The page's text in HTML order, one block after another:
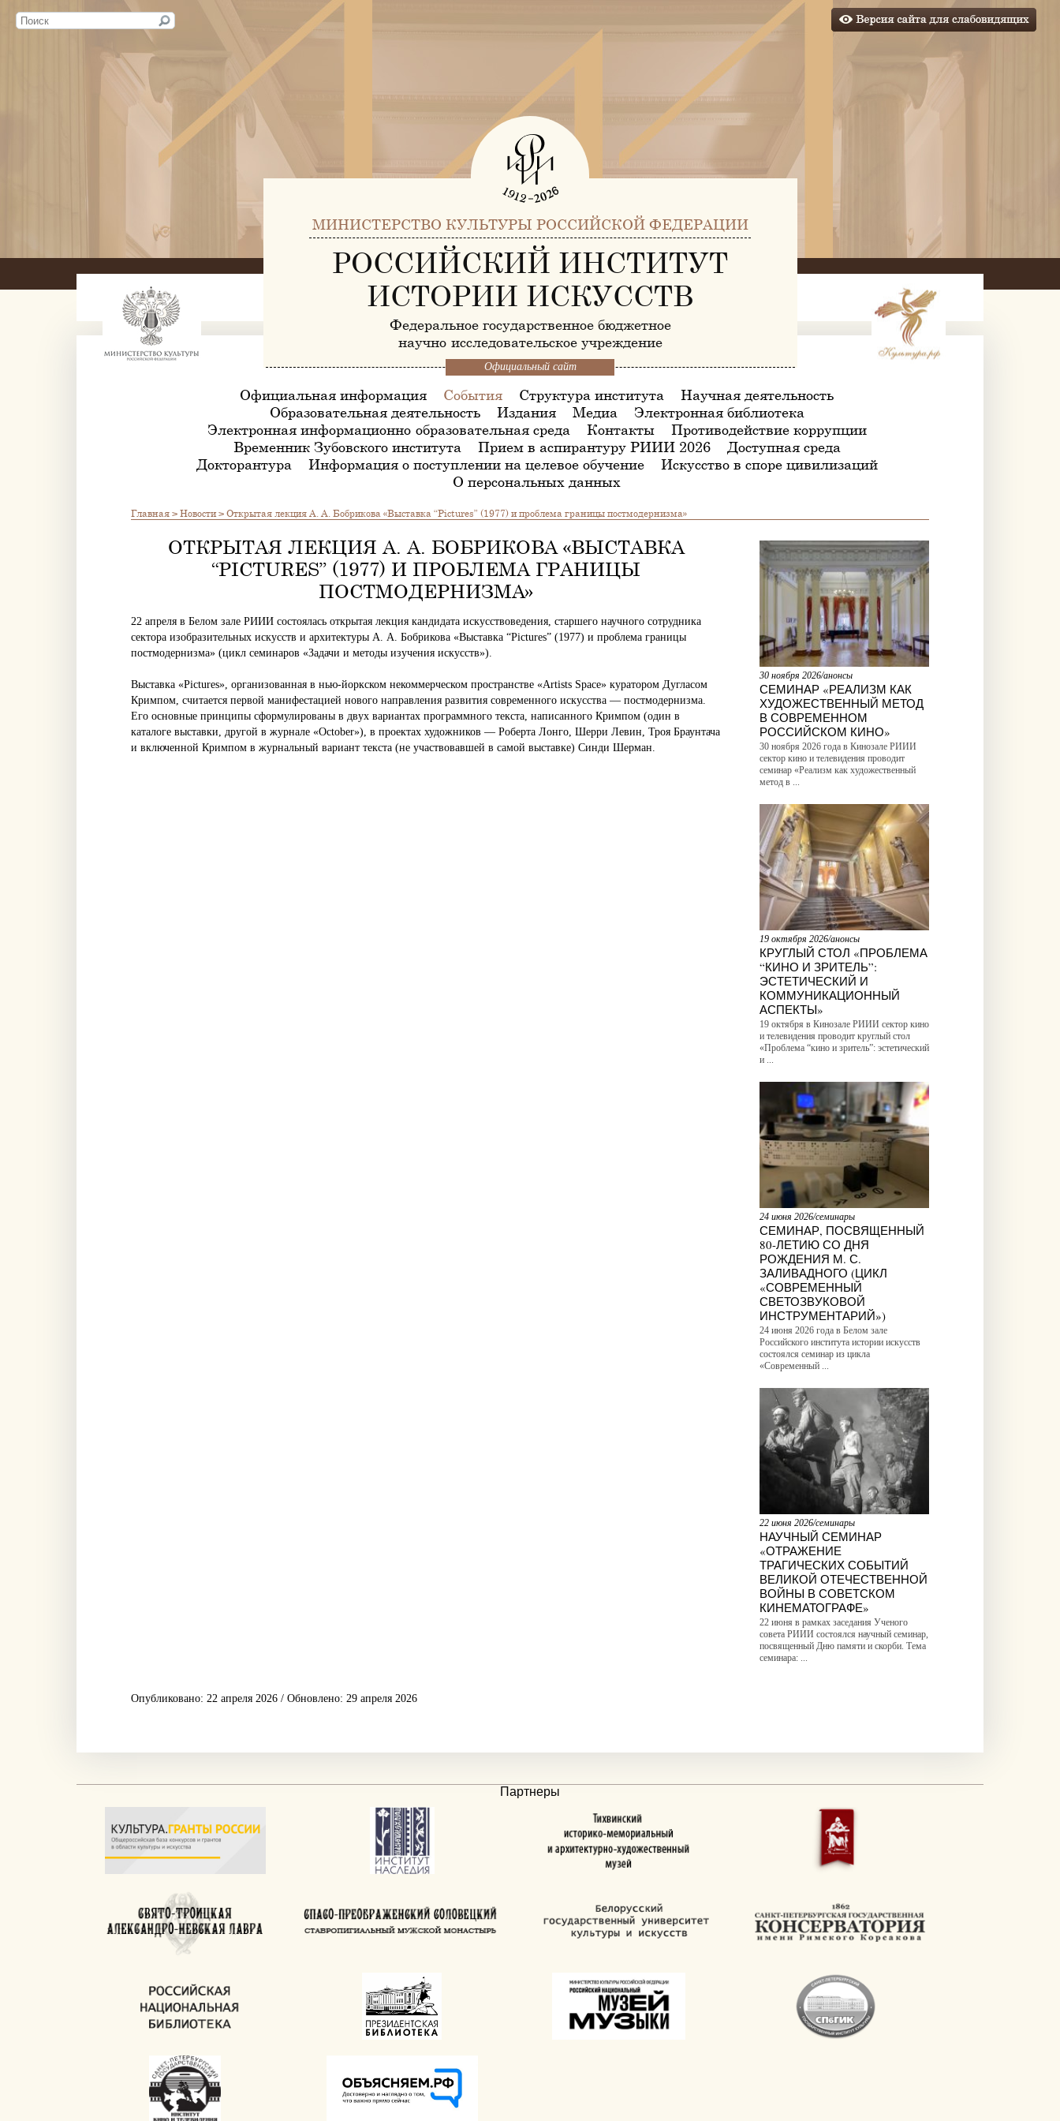
МИНИСТЕРСТВО КУЛЬТУРЫ РОССИЙСКОЙ ФЕДЕРАЦИИ
РОССИЙСКИЙ ИНСТИТУТ
ИСТОРИИ ИСКУССТВ
Федеральное государственное бюджетное
научно-исследовательское учреждение
Официальный сайт
Официальная информация События Структура института
Научная деятельность
Образовательная деятельность
Издания Медиа
Электронная библиотека
Электронная информационно-образовательная среда
Контакты
Противодействие коррупции
Временник Зубовского института
Прием в аспирантуру РИИИ 2026
Доступная среда
Докторантура
Информация о поступлении на целевое обучение
Искусство в споре цивилизаций
О персональных данных
Главная>Новости>Открытая лекция А. А. Бобрикова «Выставка “Pictures” (1977) и проблема границы постмодернизма»
30 ноября 2026/анонсы
СЕМИНАР «РЕАЛИЗМ КАК
ХУДОЖЕСТВЕННЫЙ МЕТОД
В СОВРЕМЕННОМ
РОССИЙСКОМ КИНО»
30 ноября 2026 года в Кинозале РИИИ
сектор кино и телевидения проводит
семинар «Реализм как художественный
метод в ...
19 октября 2026/анонсы
КРУГЛЫЙ СТОЛ «ПРОБЛЕМА
“КИНО И ЗРИТЕЛЬ”:
ЭСТЕТИЧЕСКИЙ И
КОММУНИКАЦИОННЫЙ
АСПЕКТЫ»
19 октября в Кинозале РИИИ сектор кино
и телевидения проводит круглый стол
«Проблема “кино и зритель”: эстетический
и ...
24 июня 2026/семинары
СЕМИНАР, ПОСВЯЩЕННЫЙ
80-ЛЕТИЮ СО ДНЯ
РОЖДЕНИЯ М. С.
ЗАЛИВАДНОГО (ЦИКЛ
«СОВРЕМЕННЫЙ
СВЕТОЗВУКОВОЙ
ИНСТРУМЕНТАРИЙ»)
24 июня 2026 года в Белом зале
Российского института истории искусств
состоялся семинар из цикла
«Современный ...
22 июня 2026/семинары
НАУЧНЫЙ СЕМИНАР
«ОТРАЖЕНИЕ
ТРАГИЧЕСКИХ СОБЫТИЙ
ВЕЛИКОЙ ОТЕЧЕСТВЕННОЙ
ВОЙНЫ В СОВЕТСКОМ
КИНЕМАТОГРАФЕ»
22 июня в рамках заседания Ученого
совета РИИИ состоялся научный семинар,
посвященный Дню памяти и скорби. Тема
семинара: ...
ОТКРЫТАЯ ЛЕКЦИЯ А. А. БОБРИКОВА «ВЫСТАВКА
“PICTURES” (1977) И ПРОБЛЕМА ГРАНИЦЫ
ПОСТМОДЕРНИЗМА»
22 апреля в Белом зале РИИИ состоялась открытая лекция кандидата искусствоведения, старшего научного сотрудника
сектора изобразительных искусств и архитектуры А. А. Бобрикова «Выставка “Pictures” (1977) и проблема границы
постмодернизма» (цикл семинаров «Задачи и методы изучения искусств»).
Выставка «Pictures», организованная в нью-йоркском некоммерческом пространстве «Artists Space» куратором Дугласом
Кримпом, считается первой манифестацией нового направления развития современного искусства — постмодернизма.
Его основные принципы сформулированы в двух вариантах программного текста, написанного Кримпом (один в
каталоге выставки, другой в журнале «October»), в проектах художников — Роберта Лонго, Шерри Левин, Троя Браунтача
и включенной Кримпом в журнальный вариант текста (не участвовавшей в самой выставке) Синди Шерман.
Опубликовано: 22 апреля 2026 / Обновлено: 29 апреля 2026
Партнеры